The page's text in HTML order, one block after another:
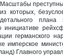
Масштабы
из которых,
детального плана
инициативе
германского
имперское
Главного